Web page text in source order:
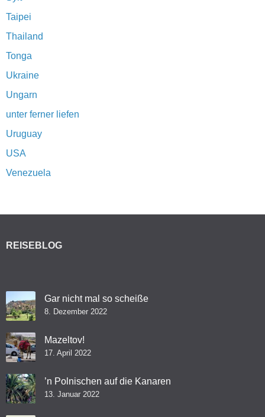
Taipei
Thailand
Tonga
Ukraine
Ungarn
unter ferner liefen
Uruguay
USA
Venezuela
REISEBLOG
Gar nicht mal so scheiße
8. Dezember 2022
Mazeltov!
17. April 2022
’n Polnischen auf die Kanaren
13. Januar 2022